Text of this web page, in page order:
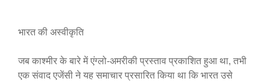
भारत की अस्वीकृति
जब काश्मीर के बारे में एंग्लो-अमरीकी प्रस्ताव प्रकाशित हुआ था, तभी
एक संवाद एजेंसी ने यह समाचार प्रसारित किया था कि भारत उसे